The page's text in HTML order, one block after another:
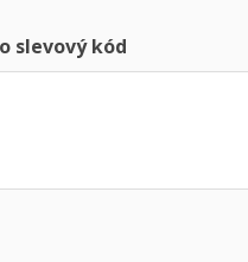
slevový kód